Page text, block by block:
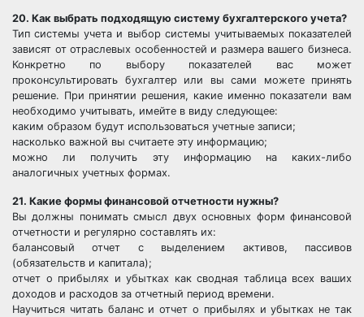
20. Как выбрать подходящую систему бухгалтерского учета?
Тип системы учета и выбор системы учитываемых показателей
зависят от отраслевых особенностей и размера вашего бизнеса.
Конкретно по выбору показателей вас может
проконсультировать бухгалтер или вы сами можете принять
решение. При принятии решения, какие именно показатели вам
необходимо учитывать, имейте в виду следующее:
каким образом будут использоваться учетные записи;
насколько важной вы считаете эту информацию;
можно ли получить эту информацию на каких-либо
аналогичных учетных формах.
21. Какие формы финансовой отчетности нужны?
Вы должны понимать смысл двух основных форм финансовой
отчетности и регулярно составлять их:
балансовый отчет с выделением активов, пассивов
(обязательств и капитала);
отчет о прибылях и убытках как сводная таблица всех ваших
доходов и расходов за отчетный период времени.
Научиться читать баланс и отчет о прибылях и убытках не так